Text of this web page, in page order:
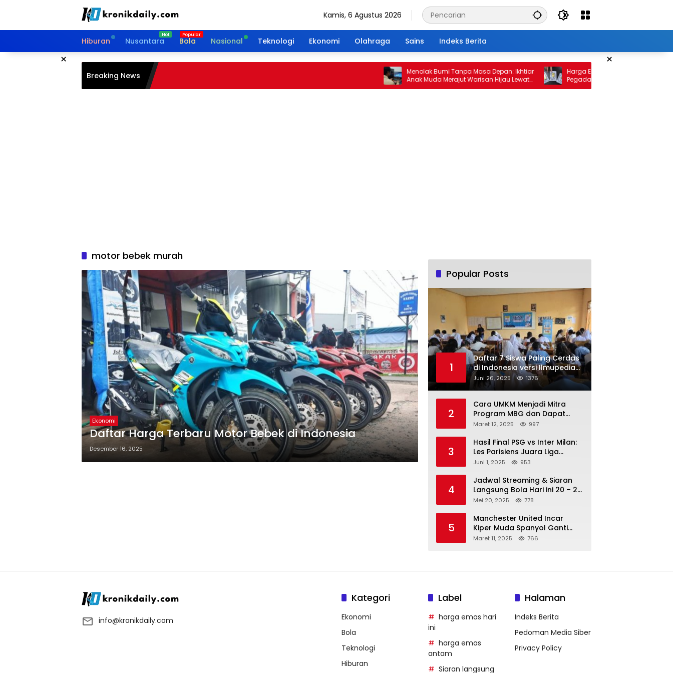
Kamis, 6 Agustus 2026
Hiburan Nusantara Bola Nasional Teknologi Ekonomi Olahraga Sains Indeks Berita
× ×
Breaking News
Menolak Bumi Tanpa Masa Depan: Ikhtiar
Anak Muda Merajut Warisan Hijau Lewat
Portal Waktu
Harga Emas 10 Februari 2026: Antam
Pegadaian Kembali Melonjak
motor bebek murah
Ekonomi
Daftar Harga Terbaru Motor Bebek di Indonesia
Desember 16, 2025
Popular Posts
1
Daftar 7 Siswa Paling Cerdas
di Indonesia versi Ilmupedia
Tryout UTBK 2025
Juni 26, 2025 1376
2
Cara UMKM Menjadi Mitra
Program MBG dan Dapat
Modal Hingga Rp500 Juta
Maret 12, 2025 997
3
Hasil Final PSG vs Inter Milan:
Les Parisiens Juara Liga
Champions 2025 usai Bantai il
Juni 1, 2025 953
4
Jadwal Streaming & Siaran
Langsung Bola Hari ini 20 – 21
Mei 2025: Manchester City vs
Mei 20, 2025 778
5
Manchester United Incar
Kiper Muda Spanyol Ganti
Andre Onana
Maret 11, 2025 766
info@kronikdaily.com
Kategori
Ekonomi
Bola
Teknologi
Hiburan
Label
harga emas hari
ini
harga emas
antam
Siaran langsung
Halaman
Indeks Berita
Pedoman Media Siber
Privacy Policy